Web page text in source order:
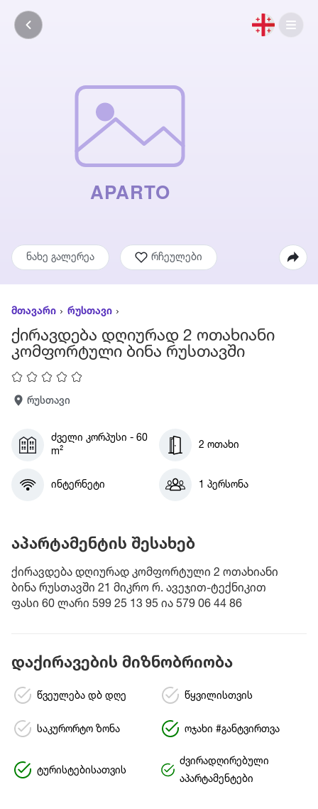
ნახე გალერეა რჩეულები
მთავარი რუსთავი
ქირავდება დღიურად 2 ოთახიანი
კომფორტული ბინა რუსთავში
რუსთავი
ძველი კორპუსი - 60
m²
2 ოთახი
ინტერნეტი 1 პერსონა
აპარტამენტის შესახებ
ქირავდება დღიურად კომფორტული 2 ოთახიანი
ბინა რუსთავში 21 მიკრო რ. ავეჯით-ტექნიკით
ფასი 60 ლარი 599 25 13 95 ია 579 06 44 86
დაქირავების მიზნობრიობა
წვეულება დბ დღე წყვილისთვის
საკურორტო ზონა ოჯახი #განტვირთვა
ტურისტებისათვის
ძვირადღირებული
აპარტამენტები